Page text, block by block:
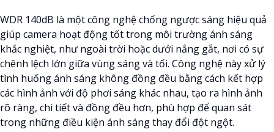
chọn- Ứng dụng điều khiển: Có thể kết nối với smartphone
để xem qua mạng internet từ xa- Chức năng cảnh báo: Có
thể cài đặt cảnh báo khi phát hiện chuyển động
Với những tính năng trên, camera 2.0MP FULL HD sẽ là sự
lựa chọn tốt để nâng cao an toàn an ninh cho gia đình và
công việc của bạn. Bạn có thể tìm mua sản phẩm này tại các
cửa hàng điện tử hoặc trên các trang mạng chuyên về thiết
bị an ninh.
WDR 140dB là một công nghệ chống ngược sáng hiệu quả
giúp camera hoạt động tốt trong môi trường ánh sáng
khắc nghiệt, như ngoài trời hoặc dưới nắng gắt, nơi có sự
chênh lệch lớn giữa vùng sáng và tối. Công nghệ này xử lý
tình huống ánh sáng không đồng đều bằng cách kết hợp
các hình ảnh với độ phơi sáng khác nhau, tạo ra hình ảnh
rõ ràng, chi tiết và đồng đều hơn, phù hợp để quan sát
trong những điều kiện ánh sáng thay đổi đột ngột.